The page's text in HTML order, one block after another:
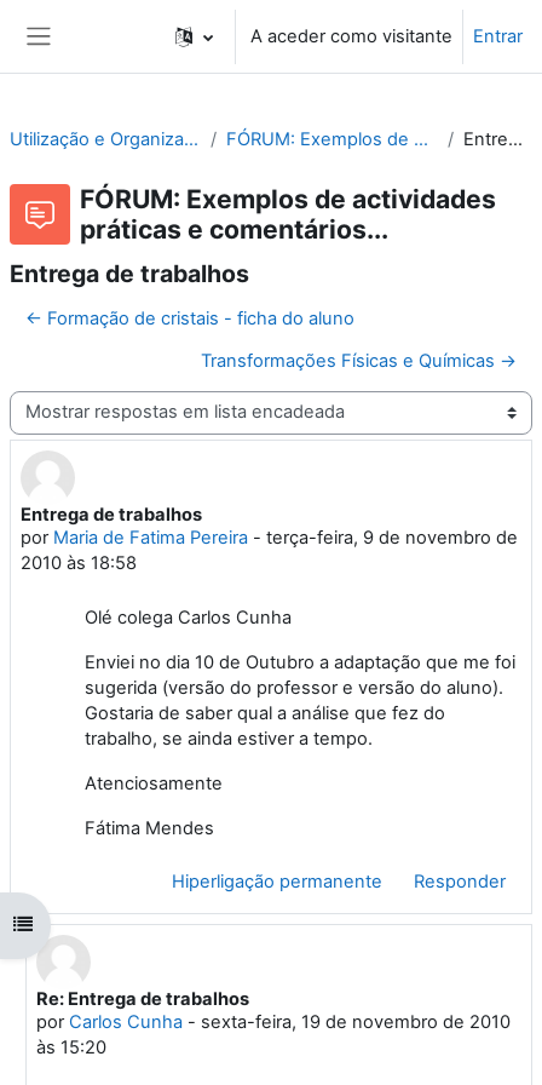
A aceder como visitante Entrar
Abrir índice da disciplina
Utilização e Organização de Laboratórios Escolares FÓRUM: Exemplos de actividades práticas e comentários... Entrega de trabalhos
FÓRUM: Exemplos de actividades
práticas e comentários...
Entrega de trabalhos
← Formação de cristais - ficha do aluno
Transformações Físicas e Químicas →
Modo de visualização
Entrega de trabalhos
por Maria de Fatima Pereira - terça-feira, 9 de novembro de
2010 às 18:58
Número de respostas: 1
Olé colega Carlos Cunha
Enviei no dia 10 de Outubro a adaptação que me foi
sugerida (versão do professor e versão do aluno).
Gostaria de saber qual a análise que fez do
trabalho, se ainda estiver a tempo.
Atenciosamente
Fátima Mendes
Hiperligação permanente Responder
Em resposta a 'Maria de Fatima Pereira'
Re: Entrega de trabalhos
porCarlos Cunha- sexta-feira, 19 de novembro de 2010
às 15:20